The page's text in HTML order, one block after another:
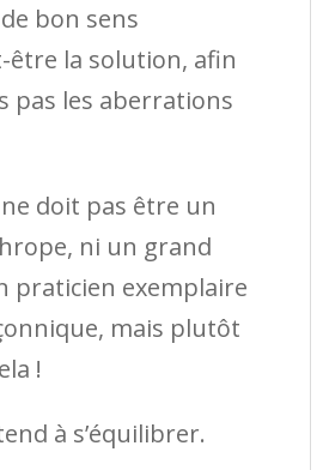
bon sens
la solution, afin
pas les aberrations
doit pas être un
ni un grand
praticien exemplaire
mais plutôt
!
à s’équilibrer.